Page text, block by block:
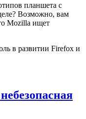
планшета с
Возможно, вам
Mozilla ищет
в развитии Firefox и